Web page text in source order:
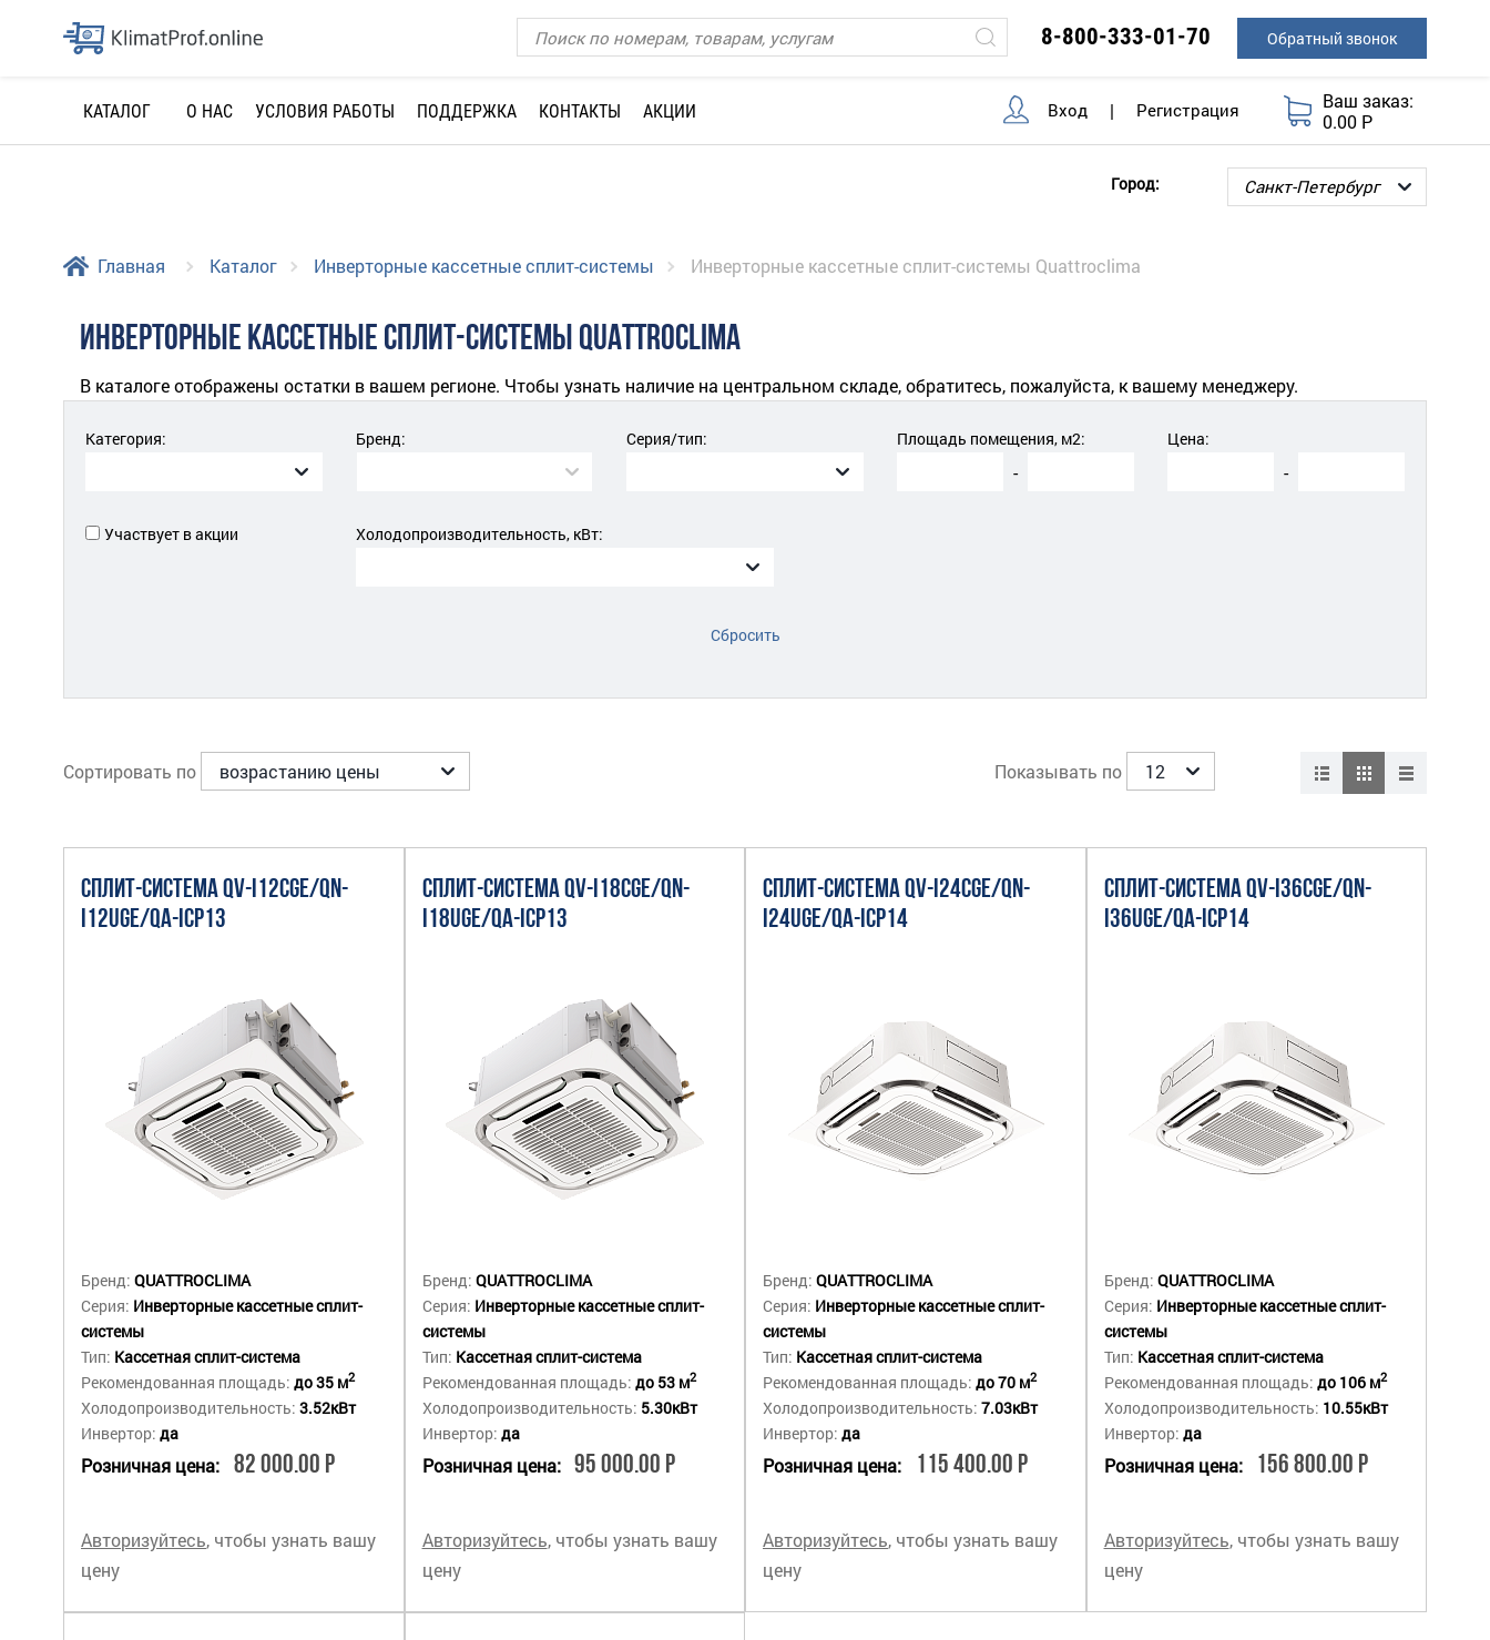
8-800-333-01-70 Обратный звонок
КАТАЛОГ О НАС УСЛОВИЯ РАБОТЫ ПОДДЕРЖКА КОНТАКТЫ АКЦИИ Вход | Регистрация
Ваш заказ:
0.00 Р
Город:
Главная Каталог Инверторные кассетные сплит-системы Инверторные кассетные сплит-системы Quattroclima
ИНВЕРТОРНЫЕ КАССЕТНЫЕ СПЛИТ-СИСТЕМЫ QUATTROCLIMA
В каталоге отображены остатки в вашем регионе. Чтобы узнать наличие на центральном складе, обратитесь, пожалуйста, к вашему менеджеру.
Категория: Бренд: Серия/тип: Площадь помещения, м2:
-
Цена:
-
Участвует в акции Холодопроизводительность, кВт:
Сбросить
Сортировать по Показывать по
СПЛИТ-СИСТЕМА QV-I12CGE/QN-
I12UGE/QA-ICP13
Бренд: QUATTROCLIMA
Серия: Инверторные кассетные сплит-
системы
Тип: Кассетная сплит-система
Рекомендованная площадь: до 35 м2
Холодопроизводительность: 3.52кВт
Инвертор: да
Розничная цена: 82 000.00 Р
Авторизуйтесь, чтобы узнать вашу
цену
СПЛИТ-СИСТЕМА QV-I18CGE/QN-
I18UGE/QA-ICP13
Бренд: QUATTROCLIMA
Серия: Инверторные кассетные сплит-
системы
Тип: Кассетная сплит-система
Рекомендованная площадь: до 53 м2
Холодопроизводительность: 5.30кВт
Инвертор: да
Розничная цена: 95 000.00 Р
Авторизуйтесь, чтобы узнать вашу
цену
СПЛИТ-СИСТЕМА QV-I24CGE/QN-
I24UGE/QA-ICP14
Бренд: QUATTROCLIMA
Серия: Инверторные кассетные сплит-
системы
Тип: Кассетная сплит-система
Рекомендованная площадь: до 70 м2
Холодопроизводительность: 7.03кВт
Инвертор: да
Розничная цена: 115 400.00 Р
Авторизуйтесь, чтобы узнать вашу
цену
СПЛИТ-СИСТЕМА QV-I36CGE/QN-
I36UGE/QA-ICP14
Бренд: QUATTROCLIMA
Серия: Инверторные кассетные сплит-
системы
Тип: Кассетная сплит-система
Рекомендованная площадь: до 106 м2
Холодопроизводительность: 10.55кВт
Инвертор: да
Розничная цена: 156 800.00 Р
Авторизуйтесь, чтобы узнать вашу
цену